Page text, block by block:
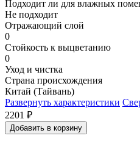
Подходит ли для влажных
Не подходит
Отражающий слой
0
Стойкость к выцветанию
0
Уход и чистка
Страна происхождения
Китай (Тайвань)
Развернуть характеристики
2201 ₽
Добавить в корзину